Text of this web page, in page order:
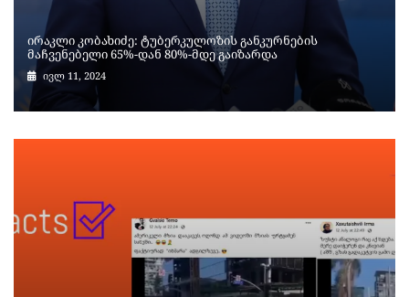
ირაკლი კობახიძე: ტუბერკულოზის განკურნების
მაჩვენებელი 65%-დან 80%-მდე გაიზარდა
ივლ 11, 2024